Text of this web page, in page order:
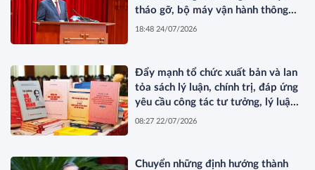
tháo gỡ, bộ máy vận hành thông
suốt, nguồn lực khơi thông, nhân
18:48 24/07/2026
Đẩy mạnh tổ chức xuất bản và lan
tỏa sách lý luận, chính trị, đáp ứng
yêu cầu công tác tư tưởng, lý luận
trong bối cảnh mới
08:27 22/07/2026
Chuyển những định hướng thành